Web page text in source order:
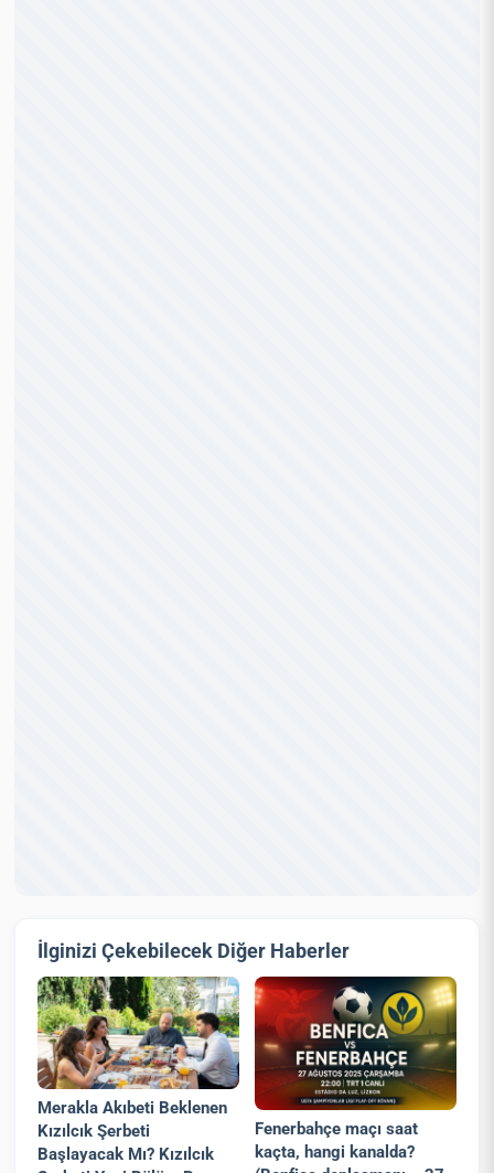
İlginizi Çekebilecek Diğer Haberler
Merakla Akıbeti Beklenen
Kızılcık Şerbeti
Başlayacak Mı? Kızılcık
Fenerbahçe maçı saat
kaçta, hangi kanalda?